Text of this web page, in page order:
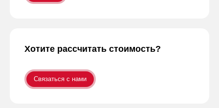
Хотите рассчитать стоимость?
Связаться с нами